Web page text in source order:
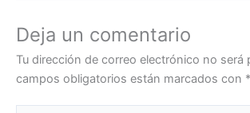
Deja un comentario
Tu dirección de correo electrónico no será
campos obligatorios están marcados con *